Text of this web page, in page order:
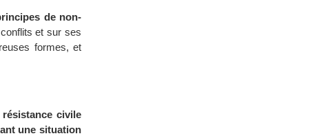
de non-
et sur ses
formes, et
civile
une situation